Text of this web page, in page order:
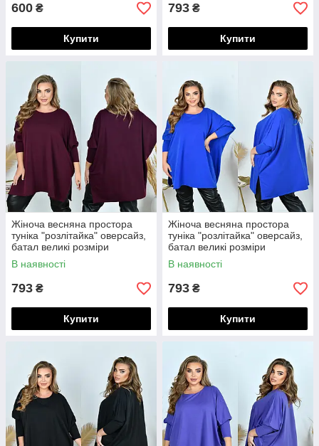
600 ₴
Купити
793 ₴
Купити
Жіноча весняна простора
туніка "розлітайка" оверсайз,
батал великі розміри
В наявності
793 ₴
Купити
Жіноча весняна простора
туніка "розлітайка" оверсайз,
батал великі розміри
В наявності
793 ₴
Купити